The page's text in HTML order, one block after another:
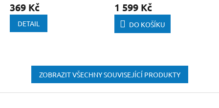
369 Kč
DETAIL
1 599 Kč
DO KOŠÍKU
ZOBRAZIT VŠECHNY SOUVISEJÍCÍ PRODUKTY
Z